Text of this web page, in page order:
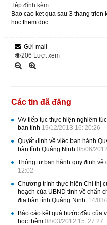
Tệp đính kèm
Bao cao ket qua sau 3 thang
hoc them.doc
Gửi mail
206 Lượt xem
Các tin đã đăng
V/v tiếp tục thực hiện nghiêm
bàn tỉnh 19/12/2013 16: 20:26
Quyết định về việc ban hành
bàn tỉnh Quảng Ninh 05/06/
Thông tư ban hành quy định về
12:02
Chương trình thực hiện Chỉ thị
hoạch của UBND tỉnh về chấn
địa bàn tỉnh Quảng Ninh. 14/
Báo cáo kết quả bước đầu của
học thêm 08/03/2012 15: 27:27